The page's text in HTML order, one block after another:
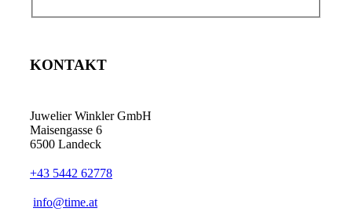
KONTAKT
Juwelier Winkler GmbH
Maisengasse 6
6500 Landeck
+43 5442 62778
info@time.at